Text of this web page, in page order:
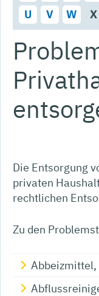
U
V W X
Die Entsorgung
privaten
rechtlichen
Zu den
Abbeizmittel,